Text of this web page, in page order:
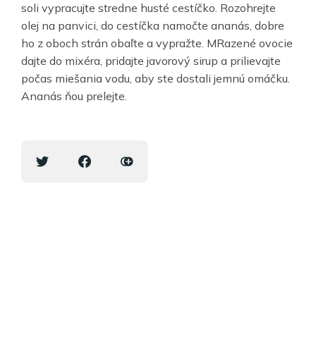
soli vypracujte stredne husté cestíčko. Rozohrejte
olej na panvici, do cestíčka namočte ananás, dobre
ho z oboch strán obaľte a vypražte. MRazené ovocie
dajte do mixéra, pridajte javorový sirup a prilievajte
počas miešania vodu, aby ste dostali jemnú omáčku.
Ananás ňou prelejte.